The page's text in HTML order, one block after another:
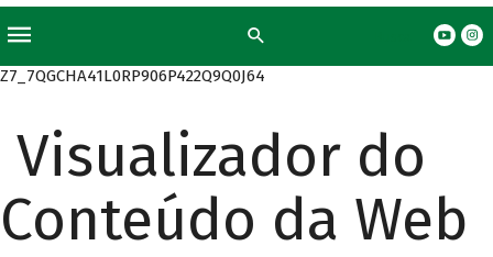
Z7_7QGCHA41L0RP906P422Q9Q0J64
Visualizador do
Conteúdo da Web